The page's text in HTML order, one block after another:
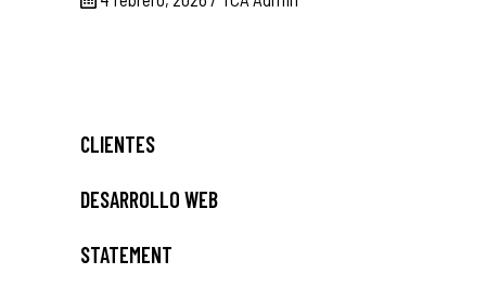
CLIENTES
DESARROLLO WEB
STATEMENT